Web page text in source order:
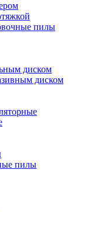
пилы
диском
диском
пилы